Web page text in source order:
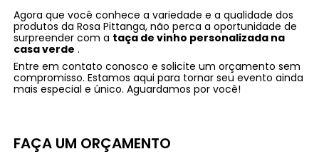
Agora que você conhece a variedade e a qualidade dos
produtos da Rosa Pittanga, não perca a oportunidade de
surpreender com a taça de vinho personalizada na
casa verde .
Entre em contato conosco e solicite um orçamento sem
compromisso. Estamos aqui para tornar seu evento ainda
mais especial e único. Aguardamos por você!
FAÇA UM ORÇAMENTO